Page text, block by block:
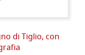
di Tiglio, con